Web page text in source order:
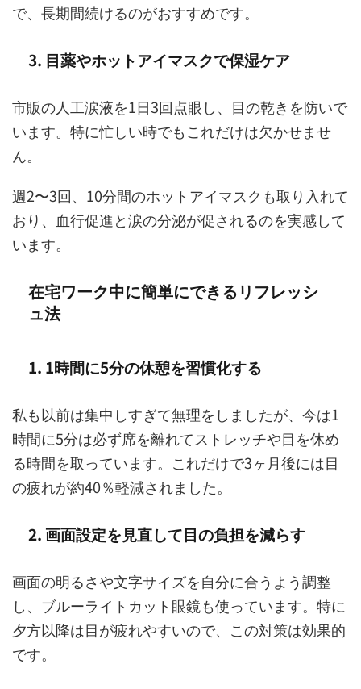
で、長期間続けるのがおすすめです。
3. 目薬やホットアイマスクで保湿ケア
市販の人工涙液を1日3回点眼し、目の乾きを防いで
います。特に忙しい時でもこれだけは欠かせませ
ん。
週2〜3回、10分間のホットアイマスクも取り入れて
おり、血行促進と涙の分泌が促されるのを実感して
います。
在宅ワーク中に簡単にできるリフレッシ
ュ法
1. 1時間に5分の休憩を習慣化する
私も以前は集中しすぎて無理をしましたが、今は1
時間に5分は必ず席を離れてストレッチや目を休め
る時間を取っています。これだけで3ヶ月後には目
の疲れが約40％軽減されました。
2. 画面設定を見直して目の負担を減らす
画面の明るさや文字サイズを自分に合うよう調整
し、ブルーライトカット眼鏡も使っています。特に
夕方以降は目が疲れやすいので、この対策は効果的
です。